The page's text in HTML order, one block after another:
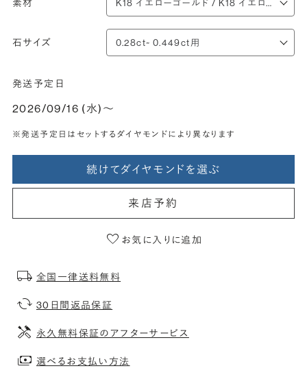
素材
石サイズ
発送予定日
2026/09/16 (水)〜
※発送予定日はセットするダイヤモンドにより異なります
続けてダイヤモンドを選ぶ
来店予約
お気に入りに追加
全国一律送料無料
30日間返品保証
永久無料保証のアフターサービス
選べるお支払い方法